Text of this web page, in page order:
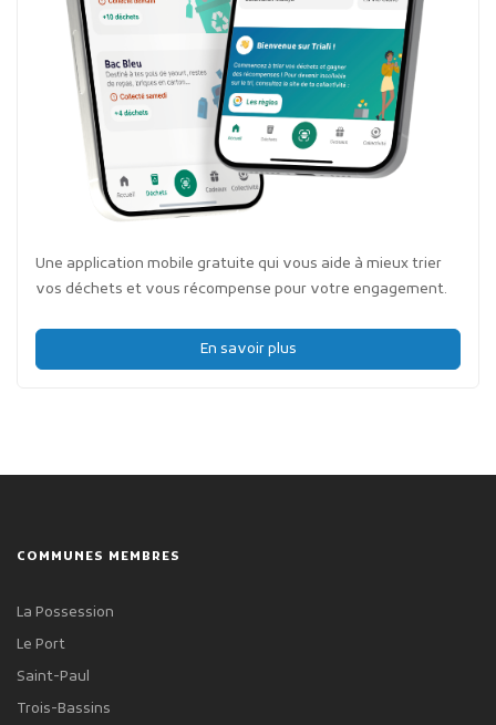
Une application mobile gratuite qui vous aide à mieux trier
vos déchets et vous récompense pour votre engagement.
En savoir plus
COMMUNES MEMBRES
La Possession
Le Port
Saint-Paul
Trois-Bassins